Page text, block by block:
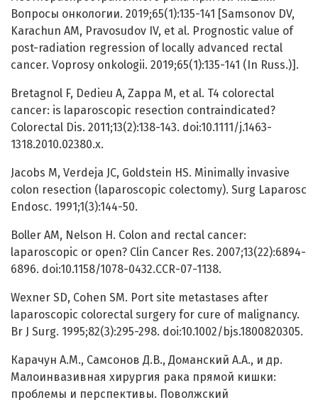
Вопросы онкологии. 2019;65(1):135-141 [Samsonov DV,
Karachun АМ, Pravosudov IV, et al. Prognostic value of
post-radiation regression of locally advanced rectal
cancer. Voprosy onkologii. 2019;65(1):135-141 (In Russ.)].
Bretagnol F, Dedieu A, Zappa M, et al. T4 colorectal
cancer: is laparoscopic resection contraindicated?
Colorectal Dis. 2011;13(2):138-143. doi:10.1111/j.1463-
1318.2010.02380.x.
Jacobs M, Verdeja JC, Goldstein HS. Minimally invasive
colon resection (laparoscopic colectomy). Surg Laparosc
Endosc. 1991;1(3):144-50.
Boller AM, Nelson H. Colon and rectal cancer:
laparoscopic or open? Clin Cancer Res. 2007;13(22):6894-
6896. doi:10.1158/1078-0432.CCR-07-1138.
Wexner SD, Cohen SM. Port site metastases after
laparoscopic colorectal surgery for cure of malignancy.
Br J Surg. 1995;82(3):295-298. doi:10.1002/bjs.1800820305.
Карачун А.М., Самсонов Д.В., Доманский А.А., и др.
Малоинвазивная хирургия рака прямой кишки:
проблемы и перспективы. Поволжский